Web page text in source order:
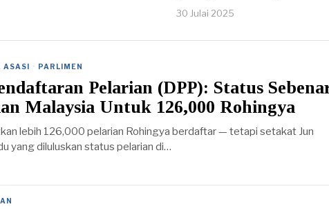
30 Julai 2025
ASASI · PARLIMEN
Pelarian (DPP): Status
Malaysia Untuk 126,000 Rohingya
lebih 126,000 pelarian Rohingya berdaftar — tetapi setakat Jun
yang diluluskan status pelarian di…